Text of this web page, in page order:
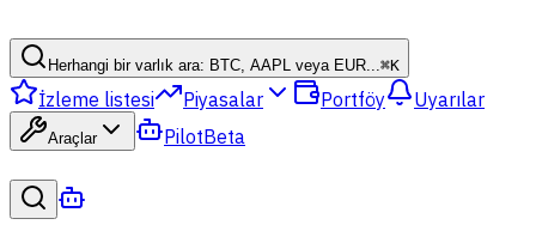
Herhangi bir varlık ara: BTC, AAPL veya EUR...⌘K
İzleme listesi Piyasalar Portföy Uyarılar
Araçlar PilotBeta